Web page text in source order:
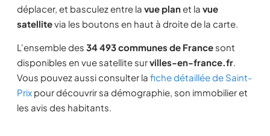
déplacer, et basculez entre la vue planet la vue
satellitevia les boutons en haut à droite de la carte.
L'ensemble des 34 493 communes de France sont
disponibles en vue satellite survilles-en-france.fr.
Vous pouvez aussi consulter la fiche détaillée de Saint-
Prix pour découvrir sa démographie, son immobilier et
les avis des habitants.